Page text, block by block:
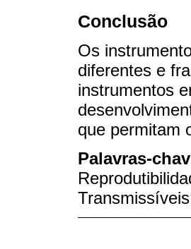
Conclusão
Os
diferentes e
instrumentos
que permitam
Palavras-